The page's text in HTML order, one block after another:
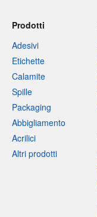
Prodotti
Adesivi
Etichette
Calamite
Spille
Packaging
Abbigliamento
Acrilici
Altri prodotti